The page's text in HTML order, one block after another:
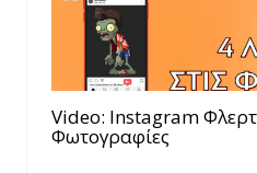
Video: Instagram
Φωτογραφίες